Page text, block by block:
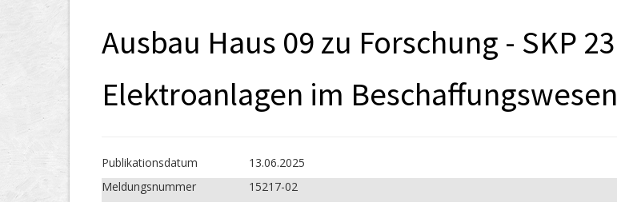
Ausbau Haus 09 zu Forschung - SKP 23
Elektroanlagen im Beschaffungswesen
Publikations­datum
13.06.2025
Meldungs­nummer
15217-02